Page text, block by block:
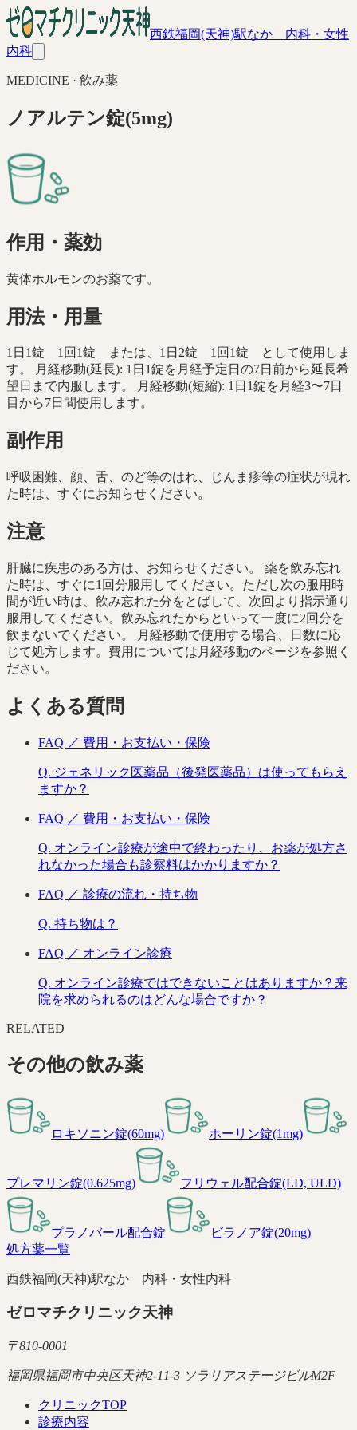
西鉄福岡(天神)駅なか 内科・女性
内科
MEDICINE · 飲み薬
ノアルテン錠(5mg)
作用・薬効
黄体ホルモンのお薬です。
用法・用量
1日1錠 1回1錠 または、1日2錠 1回1錠 として使用しま
す。 月経移動(延長): 1日1錠を月経予定日の7日前から延長希
望日まで内服します。 月経移動(短縮): 1日1錠を月経3〜7日
目から7日間使用します。
副作用
呼吸困難、顔、舌、のど等のはれ、じんま疹等の症状が現れ
た時は、すぐにお知らせください。
注意
肝臓に疾患のある方は、お知らせください。 薬を飲み忘れ
た時は、すぐに1回分服用してください。ただし次の服用時
間が近い時は、飲み忘れた分をとばして、次回より指示通り
服用してください。飲み忘れたからといって一度に2回分を
飲まないでください。 月経移動で使用する場合、日数に応
じて処方します。費用については月経移動のページを参照く
ださい。
よくある質問
FAQ ／ 費用・お支払い・保険
Q. ジェネリック医薬品（後発医薬品）は使ってもらえ
ますか？
FAQ ／ 費用・お支払い・保険
Q. オンライン診療が途中で終わったり、お薬が処方さ
れなかった場合も診察料はかかりますか？
FAQ ／ 診療の流れ・持ち物
Q. 持ち物は？
FAQ ／ オンライン診療
Q. オンライン診療ではできないことはありますか？来
院を求められるのはどんな場合ですか？
RELATED
その他の飲み薬
ロキソニン錠(60mg) ホーリン錠(1mg)
プレマリン錠(0.625mg) フリウェル配合錠(LD, ULD)
プラノバール配合錠
ビラノア錠(20mg)
処方薬一覧
西鉄福岡(天神)駅なか 内科・女性内科
ゼロマチクリニック天神
〒810-0001
福岡県福岡市中央区天神2-11-3 ソラリアステージビルM2F
クリニックTOP
診療内容